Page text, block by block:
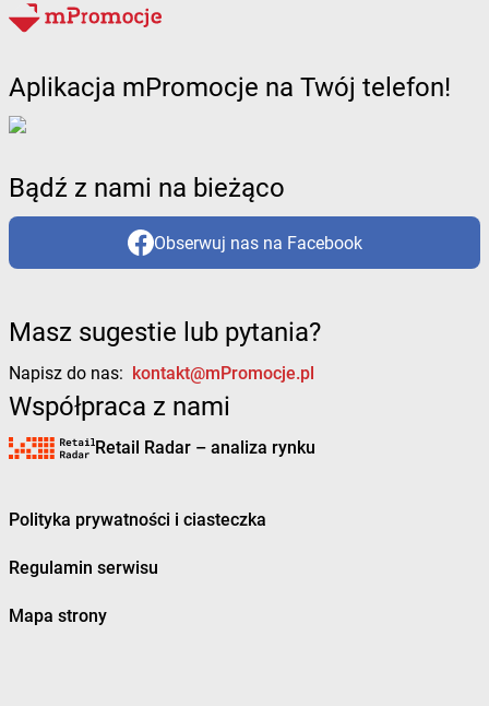
Aplikacja mPromocje na Twój telefon!
Bądź z nami na bieżąco
Obserwuj nas na Facebook
Masz sugestie lub pytania?
Napisz do nas: kontakt@mPromocje.pl
Współpraca z nami
Retail Radar – analiza rynku
Polityka prywatności i ciasteczka
Regulamin serwisu
Mapa strony